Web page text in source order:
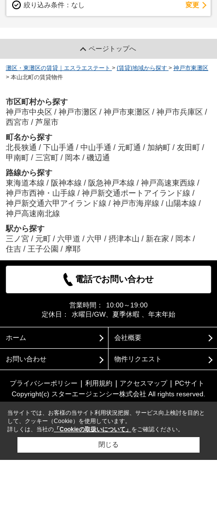
絞り込み条件： なし 変更
ページトップへ
灘区・東灘区の賃貸｜エスラエステート > (賃貸)地域から探す > 神戸市東灘区
> 本山北町の賃貸物件
市区町村から探す
神戸市中央区 / 神戸市灘区 / 神戸市東灘区 / 神戸市兵庫区 /
西宮市 / 芦屋市
町名から探す
北長狭通 / 下山手通 / 中山手通 / 元町通 / 加納町 / 友田町 /
甲南町 / 三宮町 / 岡本 / 磯辺通
路線から探す
東海道本線 / 阪神本線 / 阪急神戸本線 / 神戸高速東西線 /
神戸市西神・山手線 / 神戸新交通ポートアイランド線 /
神戸新交通六甲アイランド線 / 神戸市海岸線 / 山陽本線 /
神戸高速南北線
駅から探す
三ノ宮 / 元町 / 六甲道 / 六甲 / 摂津本山 / 新在家 / 岡本 /
住吉 / 王子公園 / 摩耶
電話でお問い合わせ
営業時間：
10:00～19:00
定休日：
水曜日/GW、夏季休暇 、年末年始
ホーム 会社概要
お問い合わせ 物件リクエスト
プライバシーポリシー 利用規約 アクセスマップ
PCサイト
Copyright(c) スターエージェンシー株式会社 All rights reserved.
当サイトでは、お客様の当サイト利用状況把握、サービス向上検討を目的と
して、クッキー（Cookie）を使用しています。
詳しくは、当社の 「Cookieの取扱いについて」 をご確認ください。
閉じる